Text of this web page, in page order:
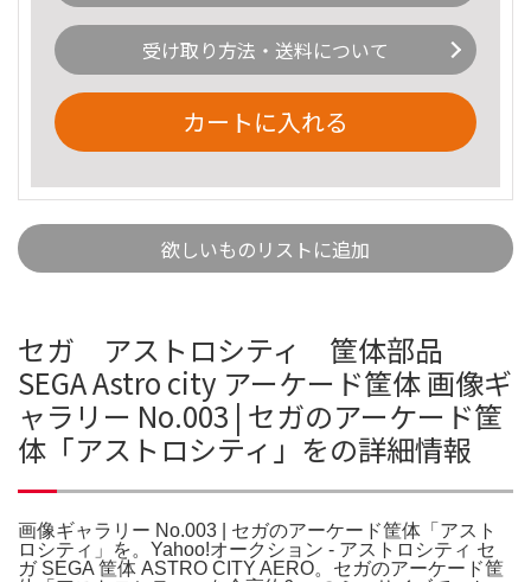
受け取り方法・送料について
カートに入れる
欲しいものリストに追加
セガ アストロシティ 筐体部品
SEGA Astro city アーケード筐体 画像ギ
ャラリー No.003 | セガのアーケード筐
体「アストロシティ」をの詳細情報
画像ギャラリー No.003 | セガのアーケード筐体「アスト
ロシティ」を。Yahoo!オークション - アストロシティ セ
ガ SEGA 筐体 ASTRO CITY AERO。セガのアーケード筐